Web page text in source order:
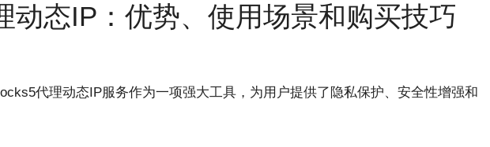
动态IP：优势、使用场景和购买技巧
代理动态IP服务作为一项强大工具，为用户提供了隐私保护、安全性增强和